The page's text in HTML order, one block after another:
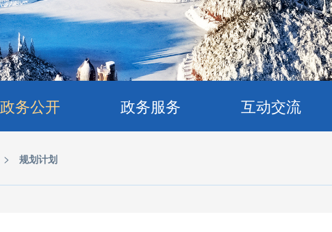
政务公开 政务服务 互动交流
> 规划计划